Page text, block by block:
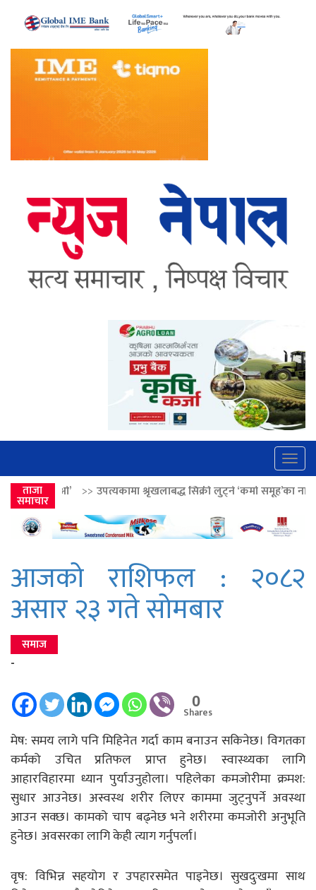
ताजा
समाचार
श्रृंखलाबद्ध सिक्री लुट्ने ‘कर्मा समूह’का नाइकेसहित पाँच पक्राउ >>
आजको राशिफल : २०८२
असार २३ गते साेमबार
समाज
-
0
Shares
मेष: समय लागे पनि मिहिनेत गर्दा काम बनाउन सकिनेछ। विगतका
कर्मको उचित प्रतिफल प्राप्त हुनेछ। स्वास्थ्यका लागि
आहारविहारमा ध्यान पुर्याउनुहोला। पहिलेका कमजोरीमा क्रमश:
सुधार आउनेछ। अस्वस्थ शरीर लिएर काममा जुट्नुपर्ने अवस्था
आउन सक्छ। कामको चाप बढ्नेछ भने शरीरमा कमजोरी अनुभूति
हुनेछ। अवसरका लागि केही त्याग गर्नुपर्ला।
वृष: विभिन्न सहयोग र उपहारसमेत पाइनेछ। सुखदुःखमा साथ